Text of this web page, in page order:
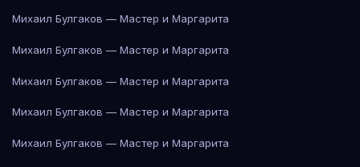
Михаил Булгаков — Мастер и Маргарита
Михаил Булгаков — Мастер и Маргарита
Михаил Булгаков — Мастер и Маргарита
Михаил Булгаков — Мастер и Маргарита
Михаил Булгаков — Мастер и Маргарита